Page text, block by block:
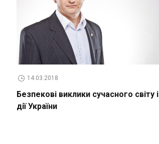
14.03.2018
Безпекові виклики сучасного світу і
дії України